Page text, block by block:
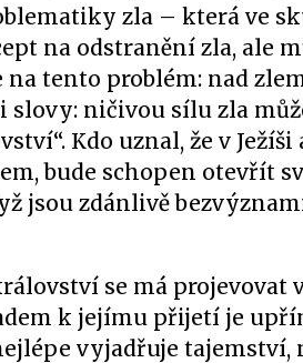
zla – která ve
na odstranění zla, ale
na tento problém: nad
slovy: ničivou sílu zla
Kdo uznal, že v
bude schopen otevřít
jsou zdánlivě
se má projevovat
k jejímu přijetí je
vyjadřuje tajemství,